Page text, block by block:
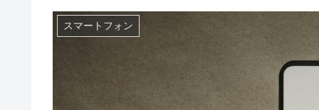
スマートフォン